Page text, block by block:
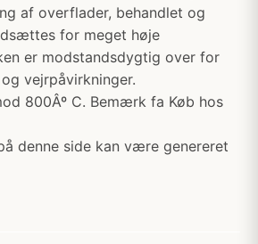
af overflader, behandlet og
for meget høje
er modstandsdygtig over for
vejrpåvirkninger.
800Âº C. Bemærk fa Køb hos
denne side kan være genereret